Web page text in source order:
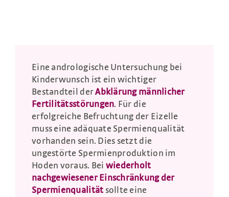
Eine andrologische Untersuchung bei
Kinderwunsch ist ein wichtiger
Bestandteil derAbklärung männlicher
Fertilitätsstörungen. Für die
erfolgreiche Befruchtung der Eizelle
muss eine adäquate Spermienqualität
vorhanden sein. Dies setzt die
ungestörte Spermienproduktion im
Hoden voraus. Bei wiederholt
nachgewiesener Einschränkung der
Spermienqualitätsollte eine